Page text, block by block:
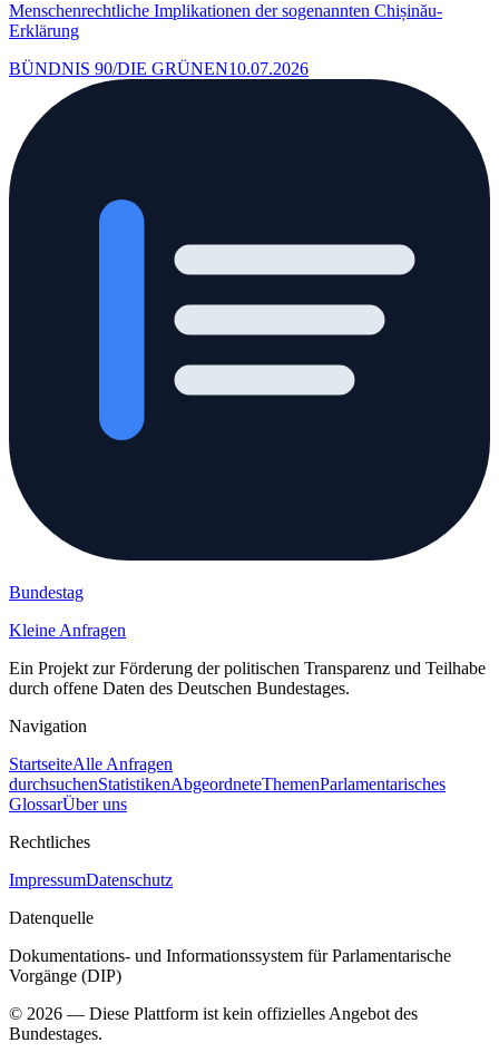
Menschenrechtliche Implikationen der sogenannten Chișinău-
Erklärung
BÜNDNIS 90/DIE GRÜNEN10.07.2026
Bundestag
Kleine Anfragen
Ein Projekt zur Förderung der politischen Transparenz und Teilhabe
durch offene Daten des Deutschen Bundestages.
Navigation
StartseiteAlle Anfragen
durchsuchenStatistikenAbgeordneteThemenParlamentarisches
GlossarÜber uns
Rechtliches
ImpressumDatenschutz
Datenquelle
Dokumentations- und Informationssystem für Parlamentarische
Vorgänge (DIP)
© 2026 — Diese Plattform ist kein offizielles Angebot des
Bundestages.